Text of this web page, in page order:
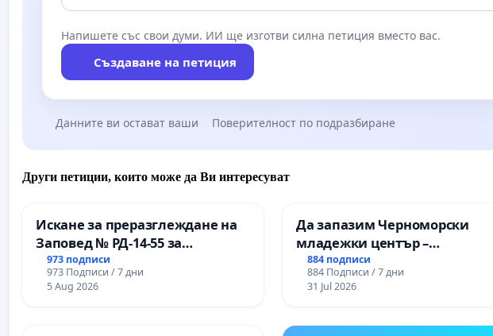
Напишете със свои думи. ИИ ще изготви силна петиция вместо вас.
Създаване на петиция
Данните ви остават ваши Поверителност по подразбиране
Други петиции, които може да Ви интересуват
Искане за преразглеждане на
Заповед № РД-14-55 за
вливането на
Професионалната гимназия по
промишлени технологии в
973 подписи
973 Подписи / 7 дни
5 Aug 2026
Да запазим Черноморски
младежки център –
пространство за младите на
Варна
884 подписи
884 Подписи / 7 дни
31 Jul 2026